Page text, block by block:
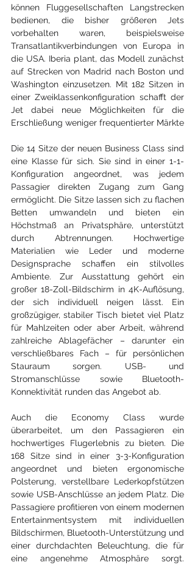
können Fluggesellschaften Langstrecken
bedienen, die bisher größeren Jets
vorbehalten waren, beispielsweise
Transatlantikverbindungen von Europa in
die USA. Iberia plant, das Modell zunächst
auf Strecken von Madrid nach Boston und
Washington einzusetzen. Mit 182 Sitzen in
einer Zweiklassenkonfiguration schafft der
Jet dabei neue Möglichkeiten für die
Erschließung weniger frequentierter Märkte​
Die 14 Sitze der neuen Business Class sind
eine Klasse für sich. Sie sind in einer 1-1-
Konfiguration angeordnet, was jedem
Passagier direkten Zugang zum Gang
ermöglicht. Die Sitze lassen sich zu flachen
Betten umwandeln und bieten ein
Höchstmaß an Privatsphäre, unterstützt
durch Abtrennungen. Hochwertige
Materialien wie Leder und moderne
Designsprache schaffen ein stilvolles
Ambiente. Zur Ausstattung gehört ein
großer 18-Zoll-Bildschirm in 4K-Auflösung,
der sich individuell neigen lässt. Ein
großzügiger, stabiler Tisch bietet viel Platz
für Mahlzeiten oder aber Arbeit, während
zahlreiche Ablagefächer – darunter ein
verschließbares Fach – für persönlichen
Stauraum sorgen. USB- und
Stromanschlüsse sowie Bluetooth-
Konnektivität runden das Angebot ab.
Auch die Economy Class wurde
überarbeitet, um den Passagieren ein
hochwertiges Flugerlebnis zu bieten. Die
168 Sitze sind in einer 3-3-Konfiguration
angeordnet und bieten ergonomische
Polsterung, verstellbare Lederkopfstützen
sowie USB-Anschlüsse an jedem Platz. Die
Passagiere profitieren von einem modernen
Entertainmentsystem mit individuellen
Bildschirmen, Bluetooth-Unterstützung und
einer durchdachten Beleuchtung, die für
eine angenehme Atmosphäre sorgt.